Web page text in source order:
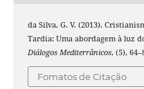
da Silva, G. V. (2013).
Tardia: Uma abordagem à luz
Diálogos Mediterrânicos, (5),
Fomatos de Citação